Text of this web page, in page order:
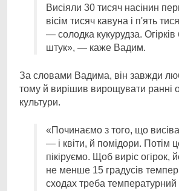
Висіяли 30 тисяч насінин
вісім тисяч кавуна і п'ять
— солодка кукурудза.
штук», — каже Вадим.
За словами Вадима, він завжди
тому й вирішив вирощувати ранні
культури.
«Починаємо з того, що
— і квіти, й помідори. Потім
пікіруємо. Щоб виріс огірок,
не менше 15 градусів
сходах треба